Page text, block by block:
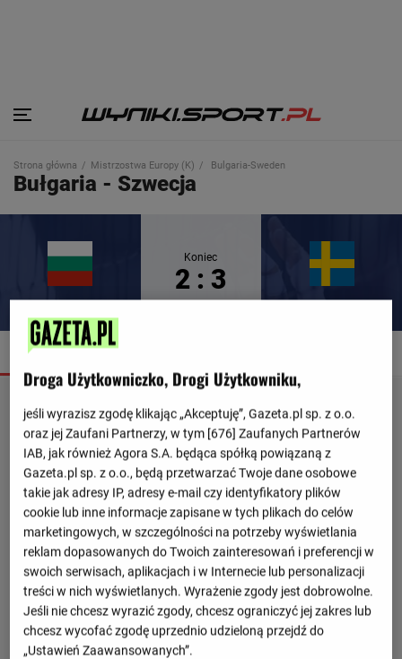
Strona główna Mistrzostwa Europy (K) Bulgaria-Sweden
Bułgaria - Szwecja
Koniec
2 : 3
SZCZEGÓŁY
Droga Użytkowniczko, Drogi Użytkowniku,
jeśli wyrazisz zgodę klikając „Akceptuję”, Gazeta.pl sp. z o.o.
oraz jej Zaufani Partnerzy, w tym [676] Zaufanych Partnerów
IAB, jak również Agora S.A. będąca spółką powiązaną z
Gazeta.pl sp. z o.o., będą przetwarzać Twoje dane osobowe
takie jak adresy IP, adresy e-mail czy identyfikatory plików
cookie lub inne informacje zapisane w tych plikach do celów
marketingowych, w szczególności na potrzeby wyświetlania
reklam dopasowanych do Twoich zainteresowań i preferencji w
swoich serwisach, aplikacjach i w Internecie lub personalizacji
treści w nich wyświetlanych. Wyrażenie zgody jest dobrowolne.
Jeśli nie chcesz wyrazić zgody, chcesz ograniczyć jej zakres lub
chcesz wycofać zgodę uprzednio udzieloną przejdź do
„Ustawień Zaawansowanych”.